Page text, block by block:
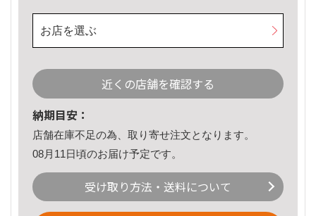
お店を選ぶ
近くの店舗を確認する
納期目安：
店舗在庫不足の為、取り寄せ注文となります。
08月11日頃のお届け予定です。
受け取り方法・送料について